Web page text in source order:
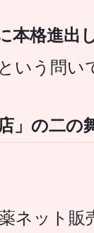
本格進出
いう問い
」の二の
ネット販